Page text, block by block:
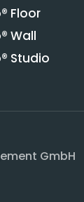
Floor
Wall
Studio
GmbH